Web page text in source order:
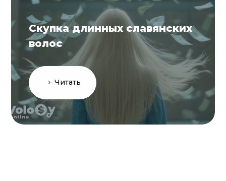
Скупка длинных славянских
волос
Читать